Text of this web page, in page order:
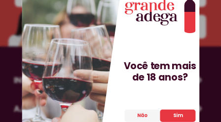
INSCREVA-SE!
INSTITUCIONAL
AJUDA
Você tem mais
de 18 anos?
Não Sim